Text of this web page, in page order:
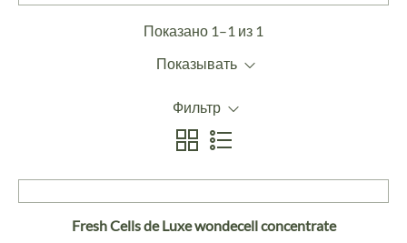
Показано 1–1 из 1
Показывать
Фильтр
Fresh Cells de Luxe wondecell concentrate